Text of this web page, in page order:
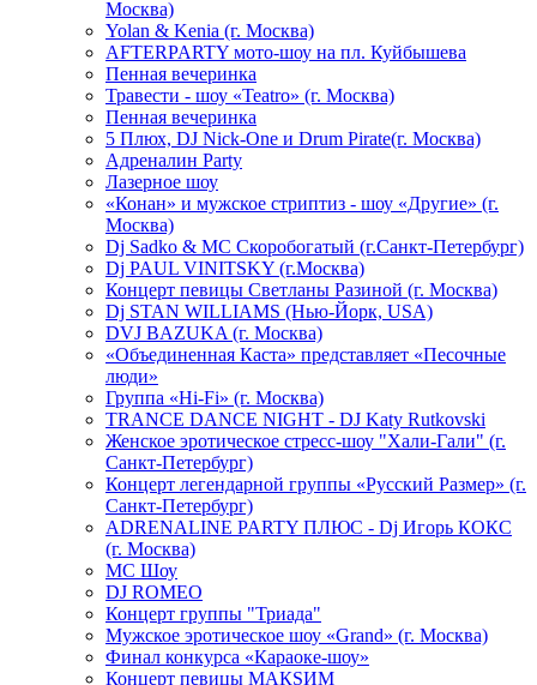
Москва)
Yolan & Kenia (г. Москва)
AFTERPARTY мото-шоу на пл. Куйбышева
Пенная вечеринка
Травести - шоу «Teatro» (г. Москва)
Пенная вечеринка
5 Плюх, DJ Nick-One и Drum Pirate(г. Москва)
Адреналин Party
Лазерное шоу
«Конан» и мужское стриптиз - шоу «Другие» (г.
Москва)
Dj Sadko & МС Скоробогатый (г.Санкт-Петербург)
Dj PAUL VINITSKY (г.Москва)
Концерт певицы Светланы Разиной (г. Москва)
Dj STAN WILLIAMS (Нью-Йорк, USA)
DVJ BAZUKA (г. Москва)
«Объединенная Каста» представляет «Песочные
люди»
Группа «Hi-Fi» (г. Москва)
TRANCE DANCE NIGHT - DJ Katy Rutkovski
Женское эротическое стресс-шоу "Хали-Гали" (г.
Санкт-Петербург)
Концерт легендарной группы «Русский Размер» (г.
Санкт-Петербург)
ADRENALINE PARTY ПЛЮС - Dj Игорь КОКС
(г. Москва)
MC Шоу
DJ ROMEO
Концерт группы "Триада"
Мужское эротическое шоу «Grand» (г. Москва)
Финал конкурса «Караоке-шоу»
Концерт певицы МАКSИМ